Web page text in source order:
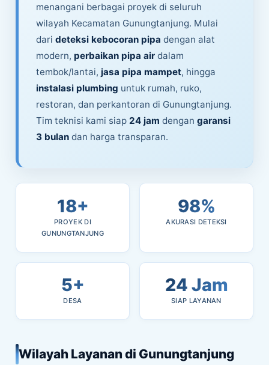
menangani berbagai proyek di seluruh
wilayah Kecamatan Gunungtanjung. Mulai
dari deteksi kebocoran pipa dengan alat
modern, perbaikan pipa airdalam
tembok/lantai, jasa pipa mampet, hingga
instalasi plumbing untuk rumah, ruko,
restoran, dan perkantoran di Gunungtanjung.
Tim teknisi kami siap 24 jam dengan garansi
3 bulandan harga transparan.
18+
PROYEK DI
GUNUNGTANJUNG
98%
AKURASI DETEKSI
5+
DESA
24 Jam
SIAP LAYANAN
Wilayah Layanan di Gunungtanjung